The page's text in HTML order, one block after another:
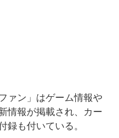
ァン」はゲーム情報や
情報が掲載され、カー
録も付いている。